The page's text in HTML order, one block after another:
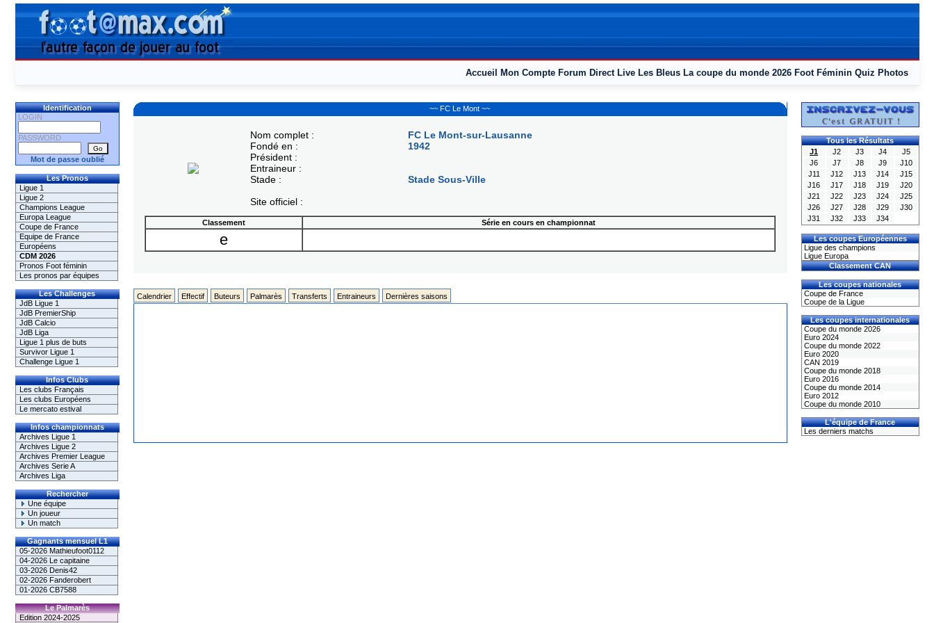
Accueil Mon Compte Forum Direct Live Les Bleus La coupe du monde 2026 Foot Féminin Quiz Photos
Identification
LOGIN
PASSWORD
Mot de passe oublié
Les Pronos
Ligue 1
Ligue 2
Champions League
Europa League
Coupe de France
Equipe de France
Européens
CDM 2026
Pronos Foot féminin
Les pronos par équipes
Les Challenges
JdB Ligue 1
JdB PremierShip
JdB Calcio
JdB Liga
Ligue 1 plus de buts
Survivor Ligue 1
Challenge Ligue 1
Infos Clubs
Les clubs Français
Les clubs Européens
Le mercato estival
Infos championnats
Archives Ligue 1
Archives Ligue 2
Archives Premier League
Archives Serie A
Archives Liga
Rechercher
Une équipe
Un joueur
Un match
Gagnants mensuel L1
05-2026 Mathieufoot0112
04-2026 Le capitaine
03-2026 Denis42
02-2026 Fanderobert
01-2026 CB7588
Le Palmarès
Edition 2024-2025
~~ FC Le Mont ~~
Nom complet :
Fondé en :
Président :
Entraineur :
Stade :
Site officiel :
FC Le Mont-sur-Lausanne
1942
Stade Sous-Ville
Classement Série en cours en championnat
e
Calendrier Effectif Buteurs Palmarès Transferts Entraineurs Dernières saisons
Tous les Résultats
J1
J2 J3 J4
J5
J6
J7 J8 J9
J10
J11
J12 J13 J14
J15
J16
J17 J18 J19
J20
J21
J22 J23 J24
J25
J26
J27 J28 J29
J30
J31
J32 J33 J34
Les coupes Européennes
Ligue des champions
Ligue Europa
Classement CAN
Les coupes nationales
Coupe de France
Coupe de la Ligue
Les coupes internationales
Coupe du monde 2026
Euro 2024
Coupe du monde 2022
Euro 2020
CAN 2019
Coupe du monde 2018
Euro 2016
Coupe du monde 2014
Euro 2012
Coupe du monde 2010
L'équipe de France
Les derniers matchs